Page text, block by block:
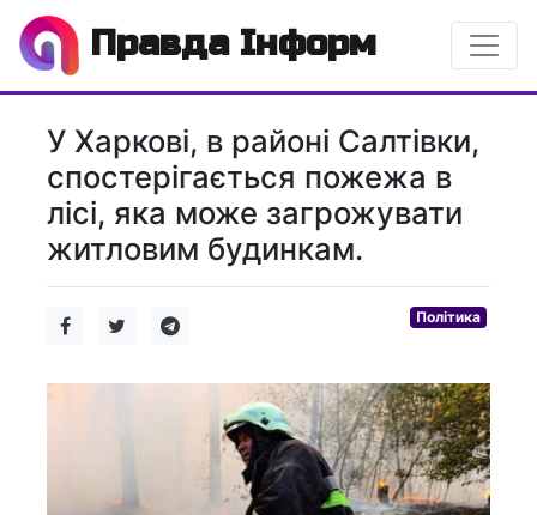
Правда Інформ
У Харкові, в районі Салтівки,
спостерігається пожежа в
лісі, яка може загрожувати
житловим будинкам.
Політика